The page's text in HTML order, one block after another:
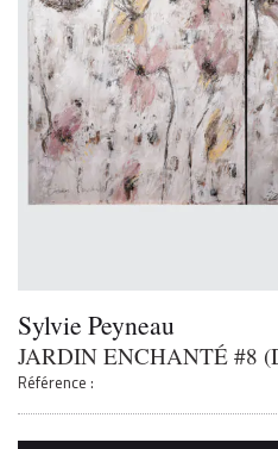
Sylvie Peyneau
JARDIN ENCHANTÉ #8
Référence :